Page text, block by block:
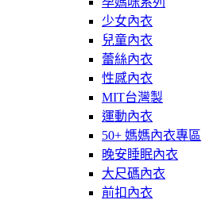
少女內衣
兒童內衣
蕾絲內衣
性感內衣
MIT台灣製
運動內衣
50+ 媽媽內衣專區
晚安睡眠內衣
大尺碼內衣
前扣內衣